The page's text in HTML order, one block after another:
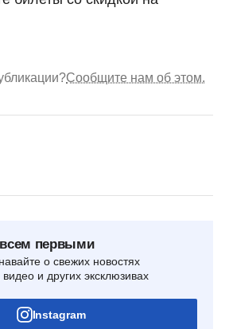
Сообщите нам об этом.
всем первыми
о свежих новостях
и других эксклюзивах
Instagram